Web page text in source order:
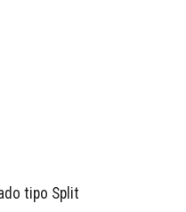
tipo Split